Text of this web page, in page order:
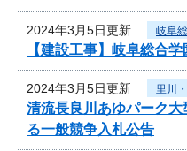
2024年3月5日更新 岐阜
【建設工事】岐阜総合
2024年3月5日更新 里川
清流長良川あゆパーク
る一般競争入札公告